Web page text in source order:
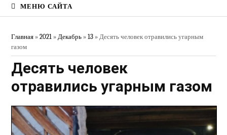
МЕНЮ САЙТА
Главная »2021 » Декабрь » 13 » Десять человек отравились угарным
газом
Десять человек
отравились угарным газом